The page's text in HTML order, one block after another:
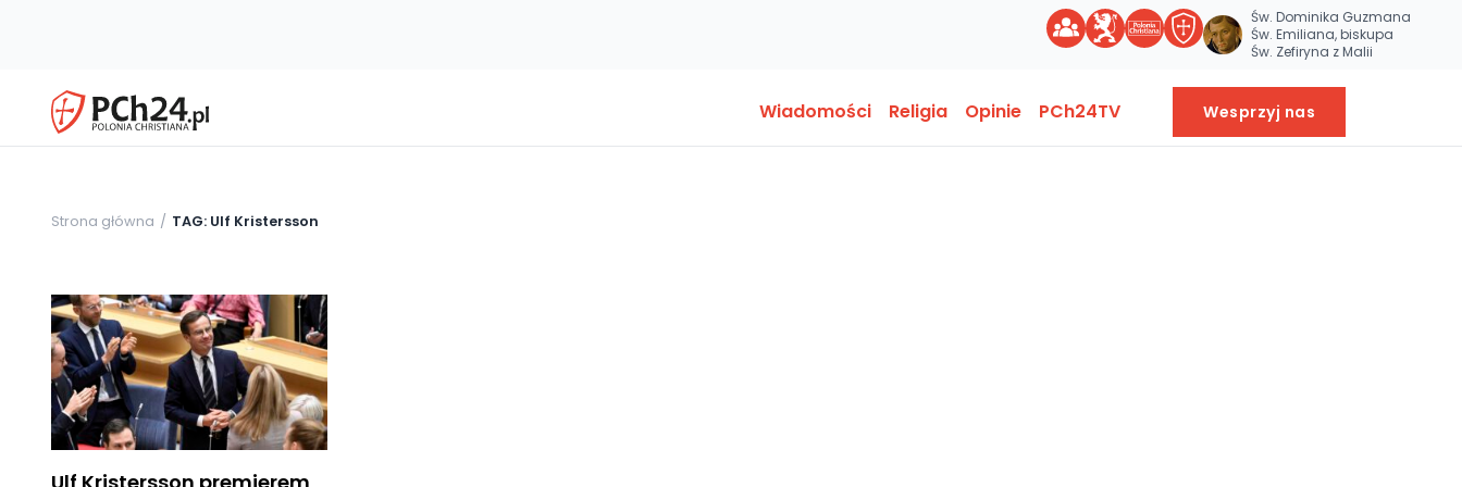
Św. Dominika Guzmana
Św. Emiliana, biskupa
Św. Zefiryna z Malii
Wiadomości Religia Opinie PCh24TV Wesprzyj nas
Strona główna TAG: Ulf Kristersson